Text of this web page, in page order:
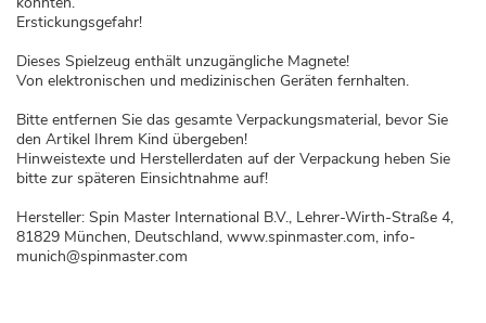
Erstickungsgefahr!
Dieses Spielzeug enthält unzugängliche Magnete!
Von elektronischen und medizinischen Geräten fernhalten.
Bitte entfernen Sie das gesamte Verpackungsmaterial, bevor Sie
den Artikel Ihrem Kind übergeben!
Hinweistexte und Herstellerdaten auf der Verpackung heben Sie
bitte zur späteren Einsichtnahme auf!
Hersteller: Spin Master International B.V., Lehrer-Wirth-Straße 4,
81829 München, Deutschland, www.spinmaster.com, info-
munich@spinmaster.com